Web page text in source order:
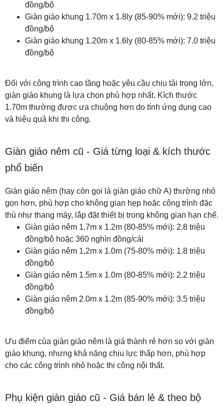
đồng/bộ
Giàn giáo khung 1.70m x 1.8ly (85-90% mới): 9.2 triệu
đồng/bộ
Giàn giáo khung 1.20m x 1.6ly (80-85% mới): 7.0 triệu
đồng/bộ
Đối với công trình cao tầng hoặc yêu cầu chịu tải trọng lớn,
giàn giáo khung là lựa chọn phù hợp nhất. Kích thước
1.70m thường được ưa chuộng hơn do tính ứng dụng cao
và hiệu quả khi thi công.
Giàn giáo nêm cũ - Giá từng loại & kích thước
phổ biến
Giàn giáo nêm (hay còn gọi là giàn giáo chữ A) thường nhỏ
gọn hơn, phù hợp cho không gian hẹp hoặc công trình đặc
thù như thang máy, lắp đặt thiết bị trong không gian hạn chế.
Giàn giáo nêm 1.7m x 1.2m (80-85% mới): 2.8 triệu
đồng/bộ hoặc 360 nghìn đồng/cái
Giàn giáo nêm 1.2m x 1.0m (75-80% mới): 1.8 triệu
đồng/bộ
Giàn giáo nêm 1.5m x 1.0m (80-85% mới): 2.2 triệu
đồng/bộ
Giàn giáo nêm 2.0m x 1.2m (85-90% mới): 3.5 triệu
đồng/bộ
Ưu điểm của giàn giáo nêm là giá thành rẻ hơn so với giàn
giáo khung, nhưng khả năng chịu lực thấp hơn, phù hợp
cho các công trình nhỏ hoặc thi công nội thất.
Phụ kiện giàn giáo cũ - Giá bán lẻ & theo bộ